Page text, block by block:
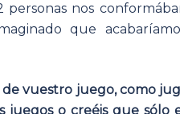
personas nos
que
vuestro juego, como
juegos o creéis que